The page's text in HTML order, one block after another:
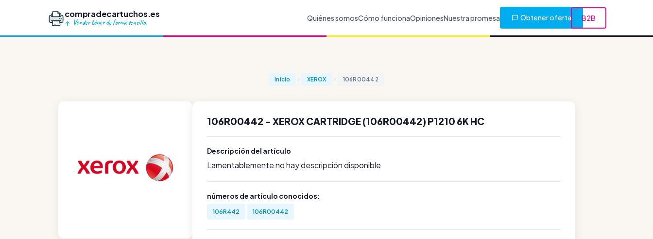
compradecartuchos.es
Vender tóner de forma sencilla
Quiénes somosCómo funcionaOpinionesNuestra promesa Obtener oferta B2B
Inicio XEROX 106R00442
106R00442 - XEROX CARTRIDGE (106R00442) P1210 6K HC
Descripción del artículo
Lamentablemente no hay descripción disponible
números de artículo conocidos:
106R442 106R00442